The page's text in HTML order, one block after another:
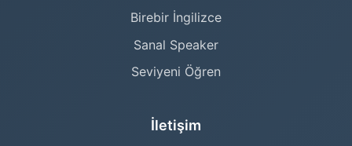
Birebir İngilizce
Sanal Speaker
Seviyeni Öğren
İletişim